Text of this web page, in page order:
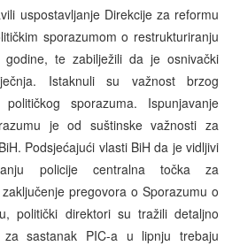
uspostavljanje Direkcije za reformu
sporazumom o restrukturiranju
te zabilježili da je osnivački
Istaknuli su važnost brzog
sporazuma. Ispunjavanje
je od suštinske važnosti za
Podsjećajući vlasti BiH da je vidljivi
policije centralna točka za
pregovora o Sporazumu o
politički direktori su tražili detaljno
sastanak PIC-a u lipnju trebaju